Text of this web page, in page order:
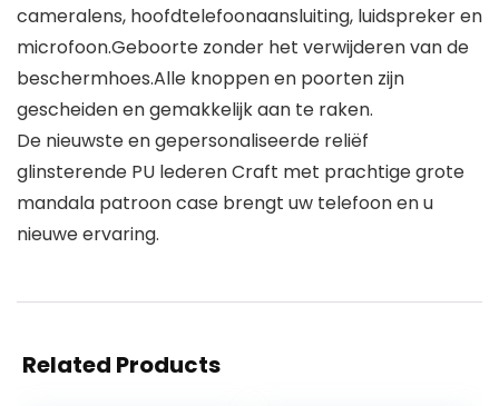
cameralens, hoofdtelefoonaansluiting, luidspreker en
microfoon.Geboorte zonder het verwijderen van de
beschermhoes.Alle knoppen en poorten zijn
gescheiden en gemakkelijk aan te raken.
De nieuwste en gepersonaliseerde reliëf
glinsterende PU lederen Craft met prachtige grote
mandala patroon case brengt uw telefoon en u
nieuwe ervaring.
Related Products